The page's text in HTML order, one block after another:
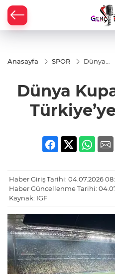
Anasayfa SPOR
Dünya
Türkiye’ye
taşınıyor
Dünya
Haber Giriş Tarihi: 04.07.2026
Haber Güncellenme Tarihi:
Kaynak: IGF